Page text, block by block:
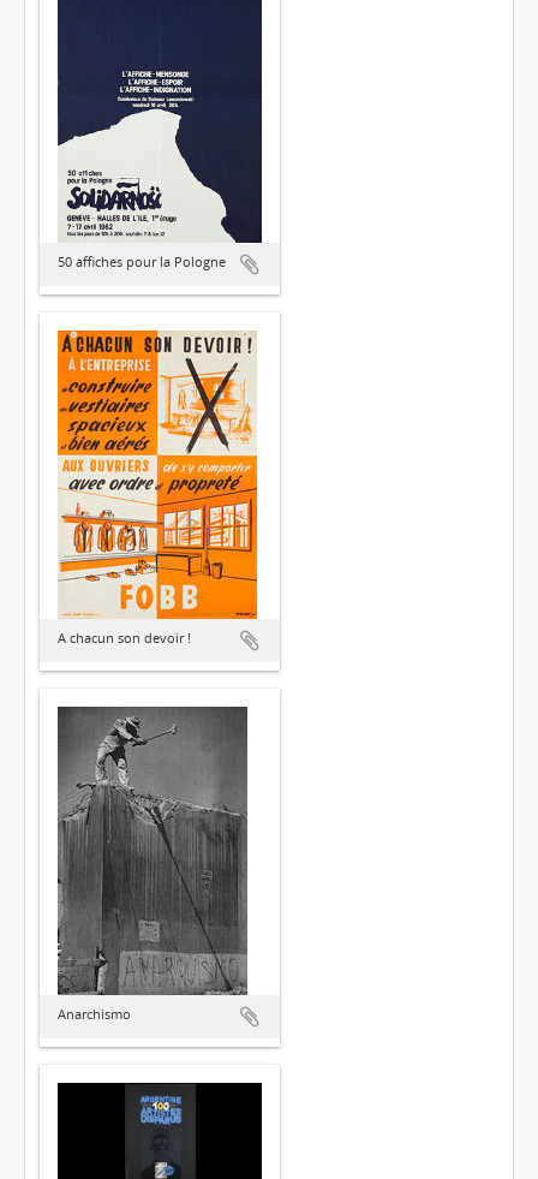
50 affiches pour la Pologne
A chacun son devoir !
Anarchismo